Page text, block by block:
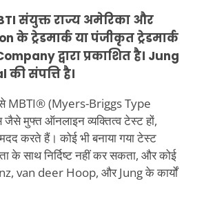
संयुक्त राज्य अमेरिका और
ट्रेडमार्क या पंजीकृत ट्रेडमार्क
द्वारा प्रकाशित है। Jung
संपत्ति है।
MBTI® (Myers-Briggs Type
मुफ्त ऑनलाइन व्यक्तित्व टेस्ट हों,
करते हैं। कोई भी बनाया गया टेस्ट
के साथ निर्दिष्ट नहीं कर सकता, और कोई
van deer Hoop, और Jung के कार्यों